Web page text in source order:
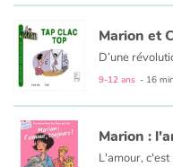
Marion et
9-12 ans - 16 min
Marion :